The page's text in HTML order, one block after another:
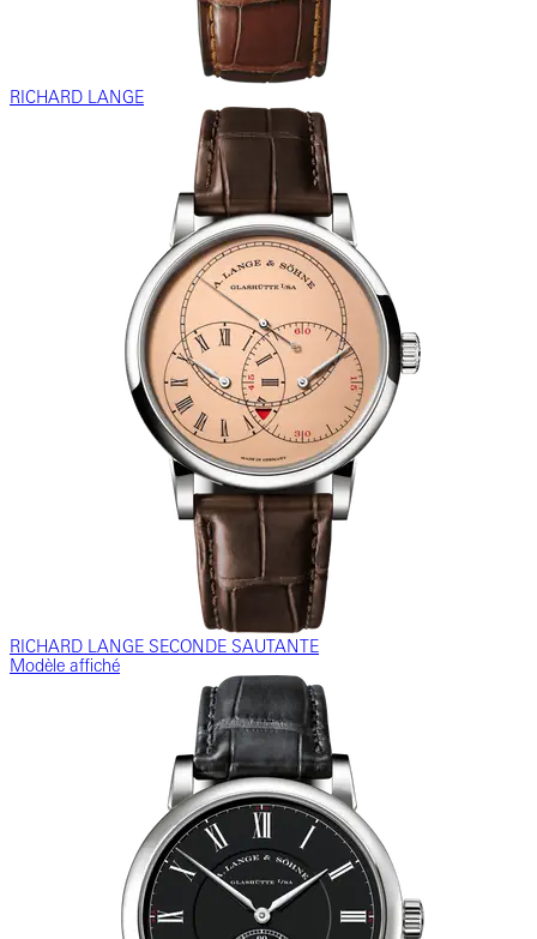
RICHARD LANGE
RICHARD LANGE SECONDE SAUTANTE
Modèle affiché